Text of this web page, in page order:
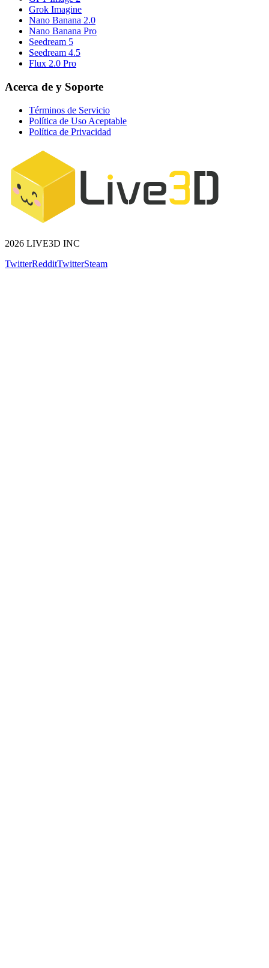
Grok Imagine
Nano Banana 2.0
Nano Banana Pro
Seedream 5
Seedream 4.5
Flux 2.0 Pro
Acerca de y Soporte
Términos de Servicio
Política de Uso Aceptable
Política de Privacidad
2026 LIVE3D INC
TwitterRedditTwitterSteam